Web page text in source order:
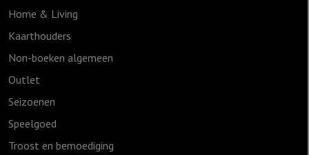
Home & Living
Kaarthouders
Non-boeken algemeen
Outlet
Seizoenen
Speelgoed
Troost en bemoediging